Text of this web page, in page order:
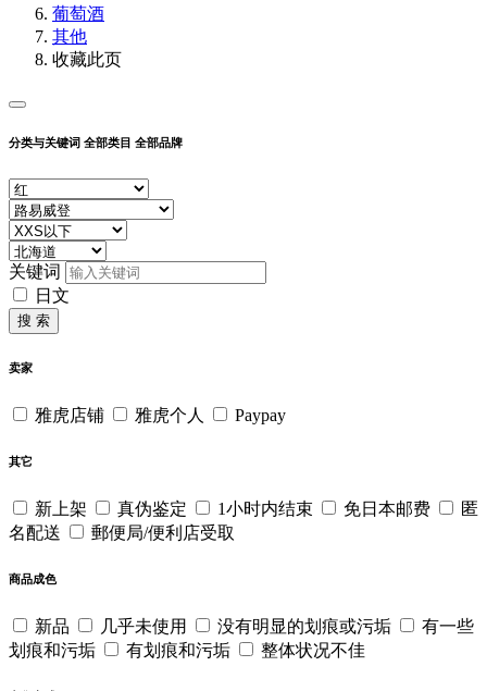
葡萄酒
其他
收藏此页
分类与关键词 全部类目 全部品牌
关键词
日文
搜 索
卖家
雅虎店铺 雅虎个人 Paypay
其它
新上架 真伪鉴定 1小时内结束 免日本邮费
匿
名配送
郵便局/便利店受取
商品成色
新品 几乎未使用 没有明显的划痕或污垢
有一些
划痕和污垢
有划痕和污垢 整体状况不佳